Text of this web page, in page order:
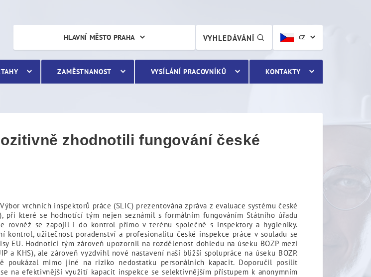
zhodnotili fungování české inspekce
CZ
VYHLEDÁVÁNÍ
HLAVNÍ MĚSTO PRAHA
ZAMĚSTNANOST VYSÍLÁNÍ PRACOVNÍKŮ KONTAKTY
zhodnotili fungování české
vrchních inspektorů práce (SLIC) prezentována zpráva z evaluace systému české
při které se hodnotící tým nejen seznámil s formálním fungováním Státního úřadu
rovněž se zapojil i do kontrol přímo v terénu společně s inspektory a hygieniky.
kontrol, užitečnost poradenství a profesionalitu české inspekce práce v souladu se
EU. Hodnotící tým zároveň upozornil na rozdělenost dohledu na úseku BOZP mezi
a KHS), ale zároveň vyzdvihl nové nastavení naší bližší spolupráce na úseku BOZP.
poukázal mimo jiné na riziko nedostatku personálních kapacit. Doporučil posílit
na efektivnější využití kapacit inspekce se selektivnějším přístupem k anonymním